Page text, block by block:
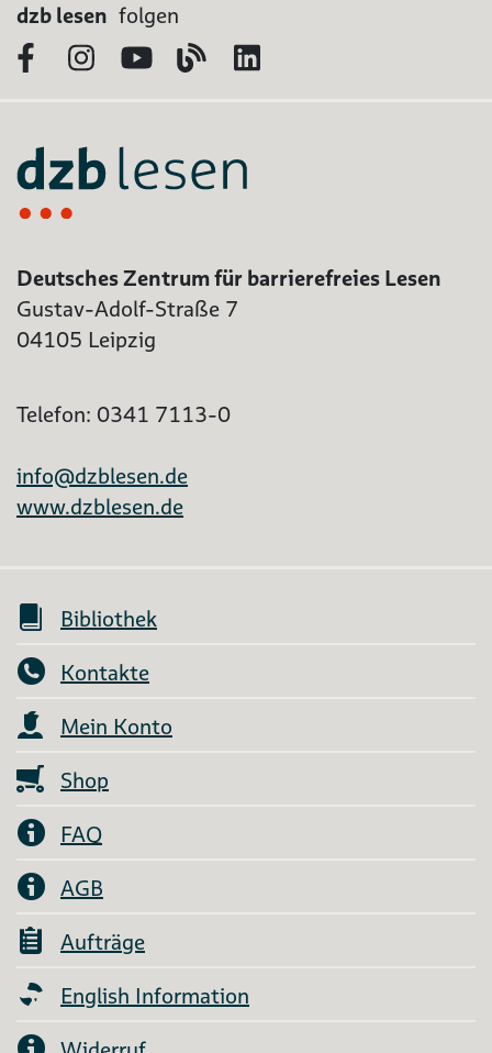
dzb lesen folgen
FacebookInstagram
YouTubeBlog
Deutsches Zentrum für barrierefreies Lesen
Gustav-Adolf-Straße 7
04105 Leipzig
Telefon: 0341 7113-0
info@dzblesen.de
www.dzblesen.de
Bibliothek
Kontakte
Mein Konto
Shop
FAQ
AGB
Aufträge
English Information